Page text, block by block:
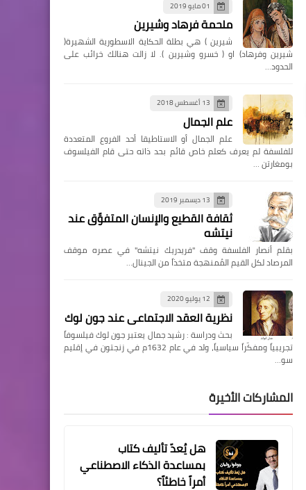
01 مايو 2019
ملحمة فرهاد وشيرين
شيرين ) هي بطلة الحكاية الاسطورية الشهيرة(
شيرين وفرهاد) او ( خسرو وشيرين ). لا زالت هنالك خرائب على
الحدود…
13 أغسطس 2018
علم الجمال
علم الجمال أو الاستاطيقا أحد الفروع المتعددة
للفلسفة لم يعرف كعلم خاص قائم بحد ذاته حتى قام الفيلسوف
بومغارتن …
13 ديسمبر 2019
ثقافة القطيع والإنسان المتفوِّق عند
نيتشه
بقلم أنصار الفلسفة وقف "فريدريك نيتشه" في عصره موقف
المرصاد لكل القيم المُمنهجة متخذاً من الجينال…
12 يوليو 2020
نظرية العقد الاجتماعي عند جون لوك
بحث ودراسة : رشيد جمال يعتبر جون لوك فيلسوفاً
تجريبياً ومفكّراً سياسياً، ولد في عام 1632م في زنجتون في إقليم
سو…
المشاركات الأخيرة
هل يُعدّ تأليف كتاب
بمساعدة الذكاء الاصطناعي
أمراً خاطئاً؟